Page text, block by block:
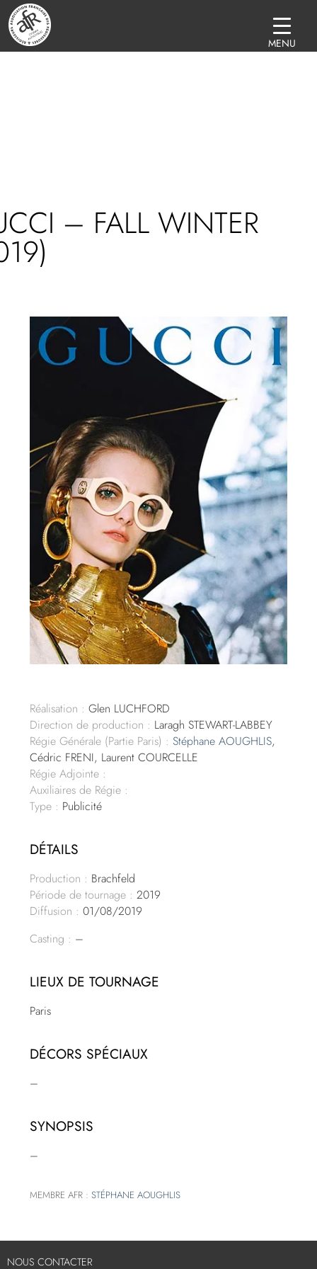
– FALL WINTER
Réalisation : Glen LUCHFORD
Direction de production : Laragh STEWART-LABBEY
Régie Générale (Partie Paris) : Stéphane AOUGHLIS,
Cédric FRENI, Laurent COURCELLE
Régie Adjointe :
Auxiliaires de Régie :
Type : Publicité
DÉTAILS
Production : Brachfeld
Période de tournage : 2019
Diffusion : 01/08/2019
Casting : –
LIEUX DE TOURNAGE
Paris
DÉCORS SPÉCIAUX
–
SYNOPSIS
–
MEMBRE AFR :STÉPHANE AOUGHLIS
NOUS CONTACTER
MENU